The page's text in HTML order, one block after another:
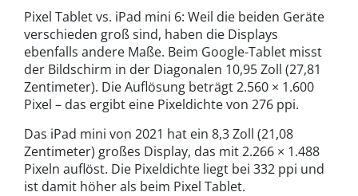
Pixel Tablet vs. iPad mini 6: Weil die beiden Geräte
verschieden groß sind, haben die Displays
ebenfalls andere Maße. Beim Google-Tablet misst
der Bildschirm in der Diagonalen 10,95 Zoll (27,81
Zentimeter). Die Auflösung beträgt 2.560 × 1.600
Pixel – das ergibt eine Pixeldichte von 276 ppi.
Das iPad mini von 2021 hat ein 8,3 Zoll (21,08
Zentimeter) großes Display, das mit 2.266 × 1.488
Pixeln auflöst. Die Pixeldichte liegt bei 332 ppi und
ist damit höher als beim Pixel Tablet.